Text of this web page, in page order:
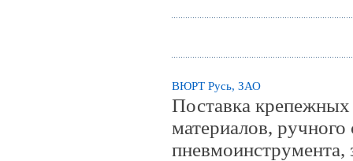
ВЮРТ Русь, ЗАО
Поставка крепежных
материалов,